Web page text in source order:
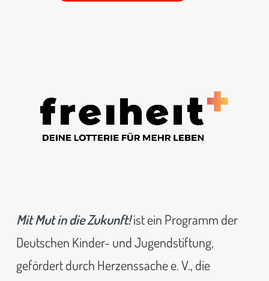
Mit Mut in die Zukunft!ist ein Programm der
Deutschen Kinder- und Jugendstiftung,
gefördert durch Herzenssache e. V., die